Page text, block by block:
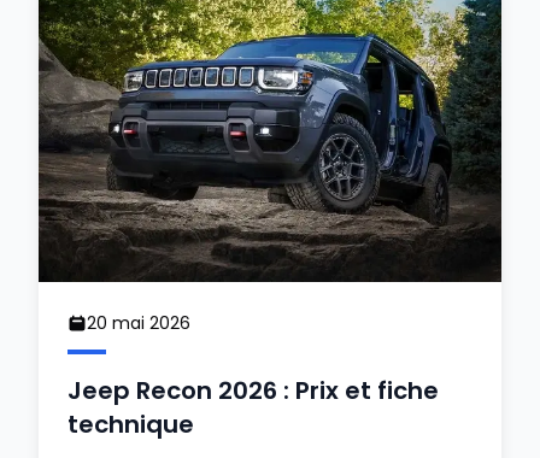
20 mai 2026
Jeep Recon 2026 : Prix et fiche
technique